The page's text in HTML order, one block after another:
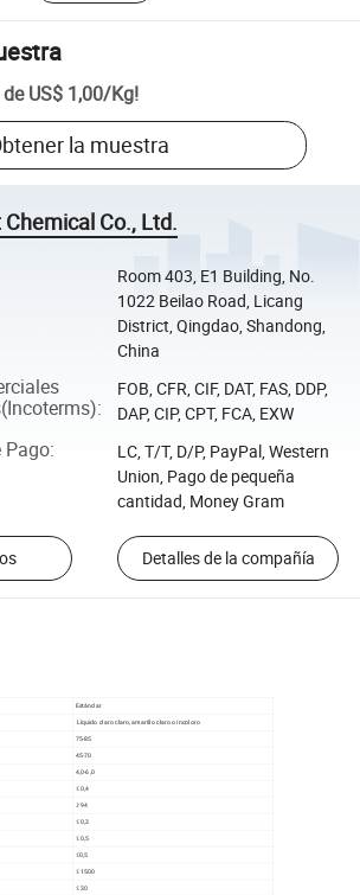
US$ 1,00/Kg!
la muestra
Co., Ltd.
Room 403, E1 Building, No.
1022 Beilao Road, Licang
District, Qingdao, Shandong,
China
:
FOB, CFR, CIF, DAT, FAS, DDP,
DAP, CIP, CPT, FCA, EXW
Pago:
LC, T/T, D/P, PayPal, Western
Union, Pago de pequeña
cantidad, Money Gram
Detalles de la compañía
Estándar
Líquido claro claro, amarillo claro o incoloro
75-85
45-70
4,0-6,0
≤ 0,4
≥ 94
≤ 0,3
≤ 0,5
≤0,5
≤ 1500
≤ 30